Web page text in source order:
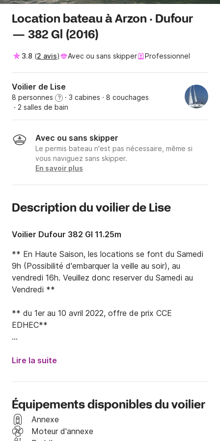
Location bateau à Arzon · Dufour
— 382 Gl (2016)
3.8 (2 avis) Avec ou sans skipper Professionnel
Voilier de Lise
8 personnes ? · 3 cabines · 8 couchages
· 2 salles de bain
Avec ou sans skipper
Le permis bateau n'est pas nécessaire, même si
vous naviguez sans skipper.
En savoir plus
Description du voilier de Lise
Voilier Dufour 382 Gl 11.25m
** En Haute Saison, les locations se font du Samedi
9h (Possibilité d'embarquer la veille au soir), au
vendredi 16h. Veuillez donc reserver du Samedi au
Vendredi **
** du 1er au 10 avril 2022, offre de prix CCE
EDHEC**
2016. Ce bateau de 11m permet d'embarquer avec un
groupe de 8 personnes maximum.
En partant d'Arzon vous pourrez découvrir les
différents paysages de la Bretagne. La baie de
Lire la suite
Équipements disponibles du voilier
Annexe
Moteur d'annexe